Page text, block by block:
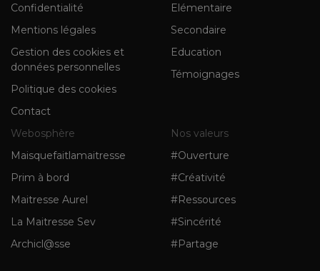
Confidentialité
Mentions légales
Gestion des cookies et
données personnelles
Politique des cookies
Contact
Elémentaire
Secondaire
Education
Témoignages
Webosphère
Maisquefaitlamaitresse
Prim à bord
Maitresse Aurel
La Maitresse Sev
Archicl@sse
Nos valeurs
#Ouverture
#Créativité
#Ressources
#Sincérité
#Partage